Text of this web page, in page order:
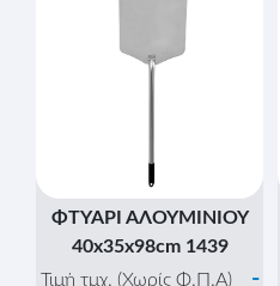
ΦΤΥΑΡΙ ΑΛΟΥΜΙΝΙΟΥ
40x35x98cm 1439
Τιμή τμχ. (Χωρίς Φ.Π.Α)
-